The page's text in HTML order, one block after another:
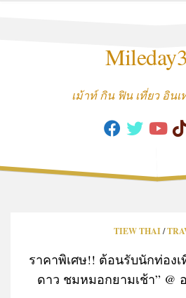
เม้าท์ กิน ฟิน เที่ยว อินเ
TIEW THAI/
ราคาพิเศษ!! ต้อนรับนักท่อง
ดาว ชมหมอกยามเช้า” @